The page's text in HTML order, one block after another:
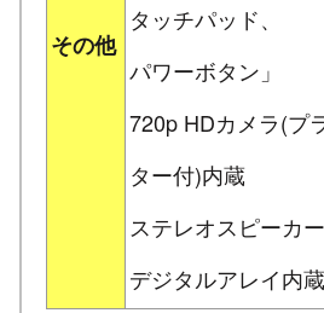
その他
タッチパッド、
パワーボタン」
720p HDカメラ(プ
ター付)内蔵
ステレオスピーカ
デジタルアレイ内蔵